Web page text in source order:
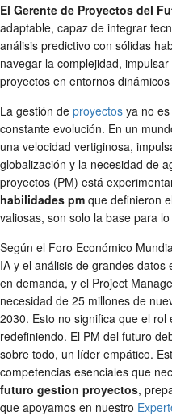
El Gerente de Proyectos del
adaptable, capaz de integrar
análisis predictivo con sólidas
navegar la complejidad,
proyectos en entornos
La gestión de proyectos ya no
constante evolución. En un
una velocidad vertiginosa,
globalización y la necesidad de
proyectos (PM) está
habilidades pm que definieron
valiosas, son solo la base para
Según el Foro Económico
IA y el análisis de grandes
en demanda, y el Project
necesidad de 25 millones de
2030. Esto no significa que el
redefiniendo. El PM del futuro
sobre todo, un líder empático.
competencias esenciales que
futuro gestion proyectos,
que apoyamos en nuestro